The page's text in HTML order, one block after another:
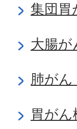
集団胃
大腸が
肺がん
胃がん